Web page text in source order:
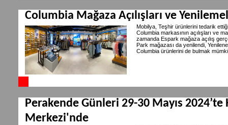
Columbia Mağaza Açılışları ve
Mobilya, Teşhir ürünlerini tedarik
Columbia markasının açılışları ve
zamanda Espark mağaza açılış
Park mağazası da yenilendi,
Columbia ürünlerini de bulmak
Perakende Günleri 29-30 Mayıs 2024’te
Merkezi'nde